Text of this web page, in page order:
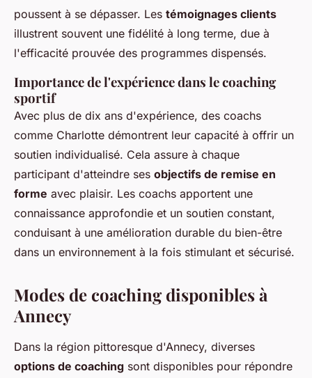
poussent à se dépasser. Les témoignages clients
illustrent souvent une fidélité à long terme, due à
l'efficacité prouvée des programmes dispensés.
Importance de l'expérience dans le coaching
sportif
Avec plus de dix ans d'expérience, des coachs
comme Charlotte démontrent leur capacité à offrir un
soutien individualisé. Cela assure à chaque
participant d'atteindre ses objectifs de remise en
forme avec plaisir. Les coachs apportent une
connaissance approfondie et un soutien constant,
conduisant à une amélioration durable du bien-être
dans un environnement à la fois stimulant et sécurisé.
Modes de coaching disponibles à
Annecy
Dans la région pittoresque d'Annecy, diverses
options de coaching sont disponibles pour répondre